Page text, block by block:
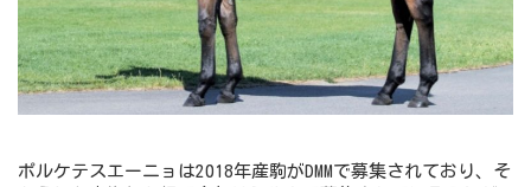
ポルケテスエーニョは2018年産駒がDMMで募集されており、そ